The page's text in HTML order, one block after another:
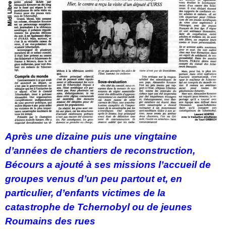
Après une dizaine puis une vingtaine
d’années de chantiers de reconstruction,
Bécours a ajouté à ses missions l’accueil de
groupes venus d’un peu partout et, en
particulier, d’enfants victimes de la
catastrophe de Tchernobyl ou de jeunes
Roumains des rues